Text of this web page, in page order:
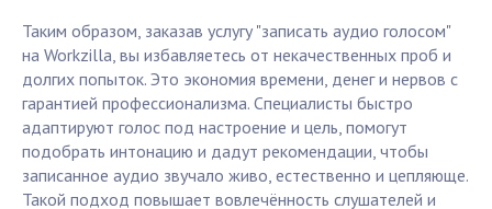
Таким образом, заказав услугу "записать аудио голосом"
на Workzilla, вы избавляетесь от некачественных проб и
долгих попыток. Это экономия времени, денег и нервов с
гарантией профессионализма. Специалисты быстро
адаптируют голос под настроение и цель, помогут
подобрать интонацию и дадут рекомендации, чтобы
записанное аудио звучало живо, естественно и цепляюще.
Такой подход повышает вовлечённость слушателей и